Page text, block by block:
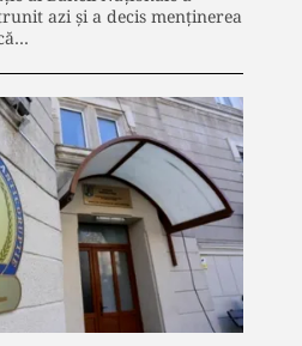
azi și a decis menținerea